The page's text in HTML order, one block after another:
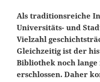
Als traditionsreiche
Universitäts- und
Vielzahl
Gleichzeitig ist der
Bibliothek noch
erschlossen. Daher